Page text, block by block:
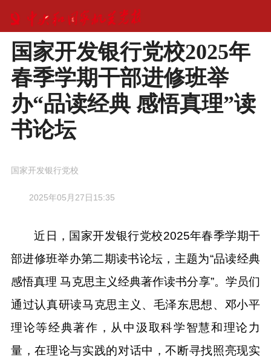
国家开发银行党校2025年
春季学期干部进修班举
办“品读经典 感悟真理”读
书论坛
国家开发银行党校
2025年05月27日15:35
近日，国家开发银行党校2025年春季学期干
部进修班举办第二期读书论坛，主题为“品读经典
感悟真理 马克思主义经典著作读书分享”。学员们
通过认真研读马克思主义、毛泽东思想、邓小平
理论等经典著作，从中汲取科学智慧和理论力
量，在理论与实践的对话中，不断寻找照亮现实